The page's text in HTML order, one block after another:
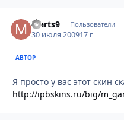
Marts9 Пользователи
30 июля 200917 г
АВТОР
Я просто у вас этот скин
http://ipbskins.ru/big/